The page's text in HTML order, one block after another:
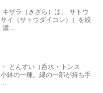
キザラ（きざら）は、 サトウ
イ（サトウダイコン））を絞
...
とんすい（呑水・トンス
鉢の一種。縁の一部が持ち手